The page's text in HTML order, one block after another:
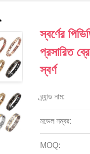
স্বর্ণের
প্রসারিত
স্বর্ণ
ব্র্যান্ড নাম:
মডেল নম্বর:
MOQ: